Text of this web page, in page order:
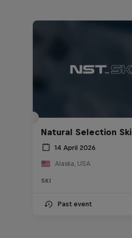
Natural Selection Ski
14 April 2026
Alaska, USA
SKI
Past event